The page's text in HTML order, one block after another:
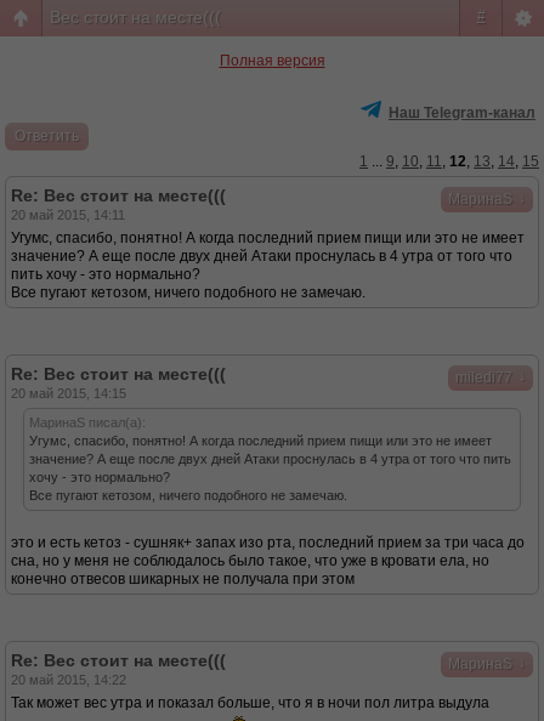
#
Вес стоит на месте(((
Полная версия
Наш Telegram-канал
Ответить
1 ... 9, 10, 11, 12, 13, 14, 15
МаринаS
Re: Вес стоит на месте(((
20 май 2015, 14:11
Угумс, спасибо, понятно! А когда последний прием пищи или это не имеет
значение? А еще после двух дней Атаки проснулась в 4 утра от того что
пить хочу - это нормально?
Все пугают кетозом, ничего подобного не замечаю.
miledi77
Re: Вес стоит на месте(((
20 май 2015, 14:15
МаринаS писал(а):
Угумс, спасибо, понятно! А когда последний прием пищи или это не имеет
значение? А еще после двух дней Атаки проснулась в 4 утра от того что пить
хочу - это нормально?
Все пугают кетозом, ничего подобного не замечаю.
это и есть кетоз - сушняк+ запах изо рта, последний прием за три часа до
сна, но у меня не соблюдалось было такое, что уже в кровати ела, но
конечно отвесов шикарных не получала при этом
МаринаS
Re: Вес стоит на месте(((
20 май 2015, 14:22
Так может вес утра и показал больше, что я в ночи пол литра выдула